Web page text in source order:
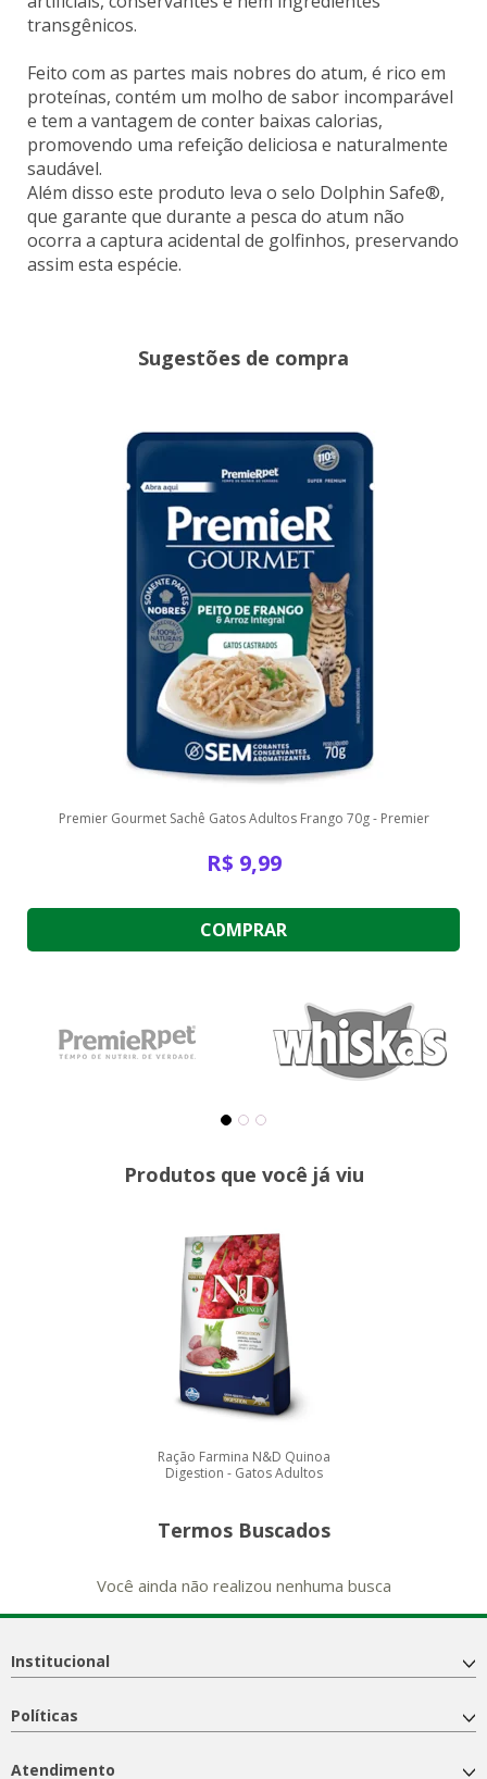
transgênicos.
Feito com as partes mais nobres do atum, é rico em
proteínas, contém um molho de sabor incomparável
e tem a vantagem de conter baixas calorias,
promovendo uma refeição deliciosa e naturalmente
saudável.
Além disso este produto leva o selo Dolphin Safe®,
que garante que durante a pesca do atum não
ocorra a captura acidental de golfinhos, preservando
assim esta espécie.
Sugestões de compra
Premier Gourmet Sachê Gatos Adultos Frango 70g - Premier
R$ 9,99
COMPRAR
Produtos que você já viu
Ração Farmina N&D Quinoa
Digestion - Gatos Adultos
Termos Buscados
Você ainda não realizou nenhuma busca
Institucional
Políticas
Atendimento